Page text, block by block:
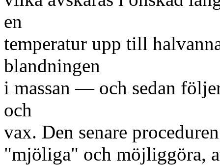
en
temperatur upp till
blandningen
i massan — och sedan
och
vax. Den senare
"mjöliga" och möjliggöra,